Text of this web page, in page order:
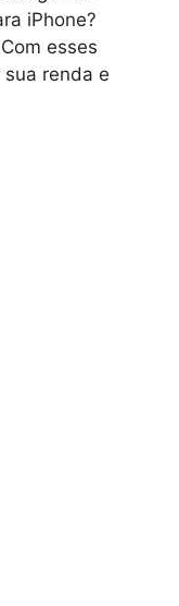
iPhone?
esses
renda e